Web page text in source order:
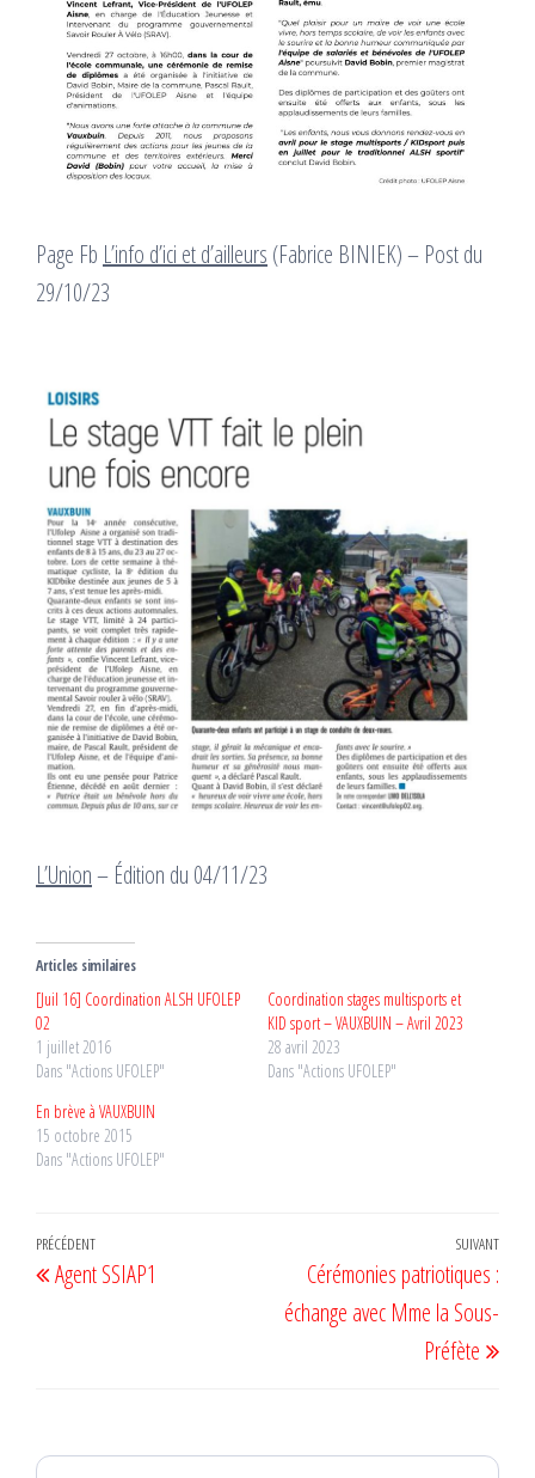
Page Fb L’info d’ici et d’ailleurs (Fabrice BINIEK) – Post du
29/10/23
L’Union– Édition du 04/11/23
Articles similaires
[Juil 16] Coordination ALSH UFOLEP
02
1 juillet 2016
Dans "Actions UFOLEP"
Coordination stages multisports et
KID sport – VAUXBUIN – Avril 2023
28 avril 2023
Dans "Actions UFOLEP"
En brève à VAUXBUIN
15 octobre 2015
Dans "Actions UFOLEP"
Navigation
de
Article
précédent
PRÉCÉDENT
Agent SSIAP1
SUIVANT
Cérémonies patriotiques :
échange avec Mme la Sous-
Préfète